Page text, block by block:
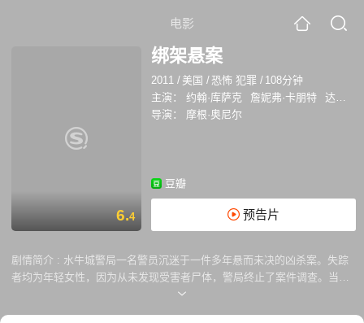
电影
6.4
绑架悬案
2011 / 美国 /恐怖 犯罪 / 108分钟
主演：
约翰·库萨克 詹妮弗·卡朋特
达拉斯·罗伯特斯
导演：
摩根·奥尼尔
豆瓣
预告片
剧情简介 : 水牛城警局一名警员沉迷于一件多年悬而未决的凶杀案。失踪
者均为年轻女性，因为从未发现受害者尸体，警局终止了案件调查。当警
员的女儿失踪后，警员放弃一切，发誓要找到女儿....